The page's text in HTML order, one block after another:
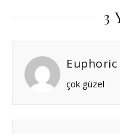
3
Euphoric
çok güzel